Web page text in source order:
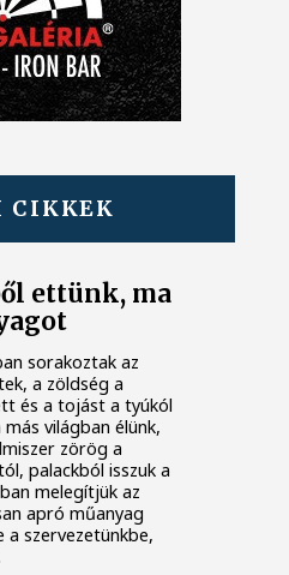
CIKKEK
ettünk, ma
sorakoztak az
a zöldség a
és a tojást a tyúkól
világban élünk,
zörög a
palackból isszuk a
melegítjük az
apró műanyag
a szervezetünkbe,